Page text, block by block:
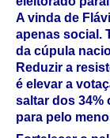
A vinda de
apenas social.
da cúpula
Reduzir a
é elevar a
saltar dos 34%
para pelo